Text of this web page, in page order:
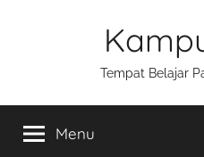
Tempat Belajar
Menu